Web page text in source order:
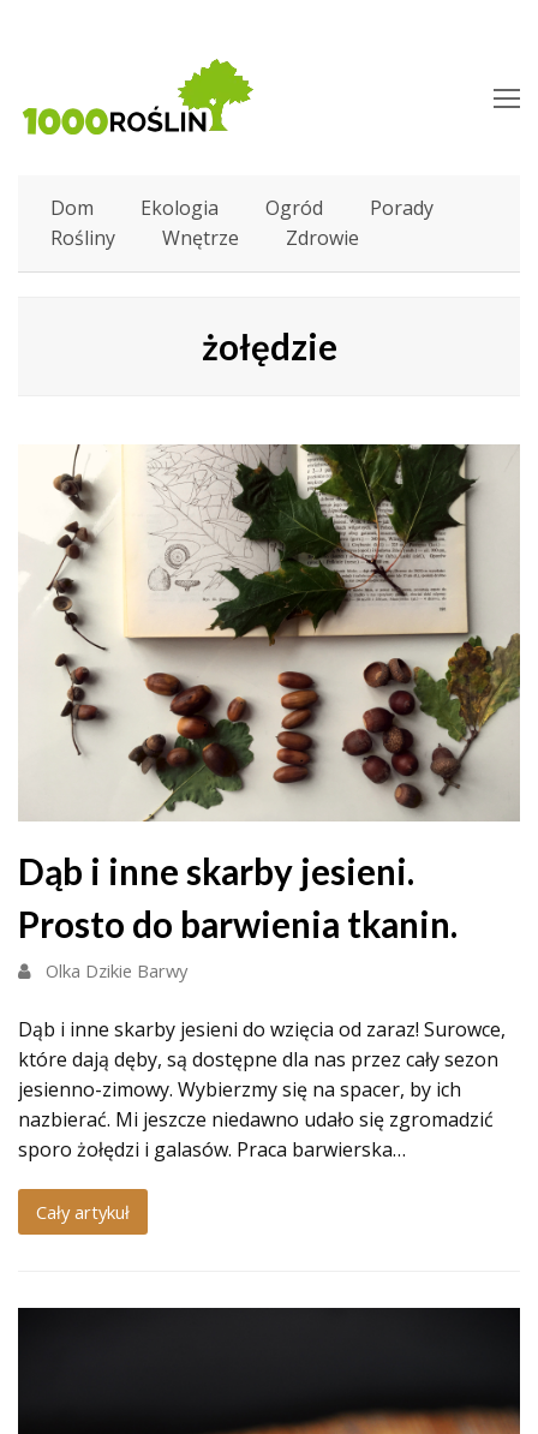
Dom Ekologia Ogród
Porady
Rośliny
Wnętrze Zdrowie
żołędzie
Dąb i inne skarby jesieni.
Prosto do barwienia tkanin.
Olka Dzikie Barwy
Dąb i inne skarby jesieni do wzięcia od zaraz! Surowce,
które dają dęby, są dostępne dla nas przez cały sezon
jesienno-zimowy. Wybierzmy się na spacer, by ich
nazbierać. Mi jeszcze niedawno udało się zgromadzić
sporo żołędzi i galasów. Praca barwierska…
Cały artykuł